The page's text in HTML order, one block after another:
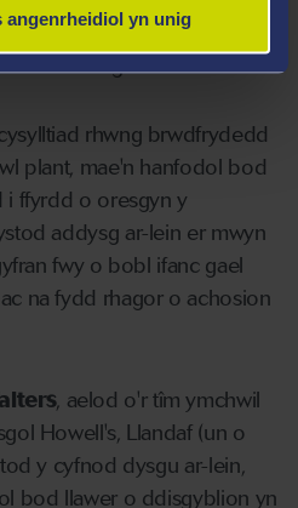
angenrheidiol yn unig
Mae hyn hyd yn oed yn
cof gweithio.
rhwng brwdfrydedd
plant, mae'n hanfodol bod
ffyrdd o oresgyn y
addysg ar-lein er mwyn
fwy o bobl ifanc gael
na fydd rhagor o achosion
, aelod o'r tîm ymchwil
Howell's, Llandaf (un o
y cyfnod dysgu ar-lein,
bod llawer o ddisgyblion yn